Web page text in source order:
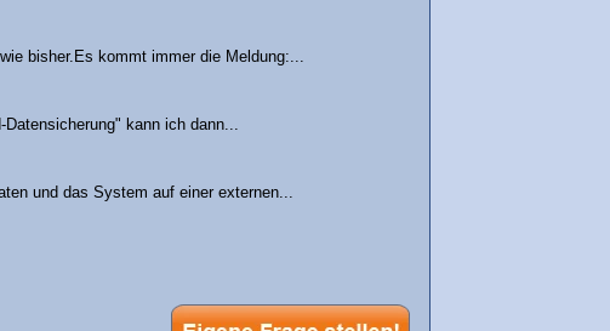
bisher.Es kommt immer die Meldung:...
kann ich dann...
und das System auf einer externen...